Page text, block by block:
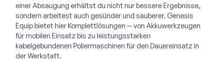
einer Absaugung erhältst du nicht nur bessere Ergebnisse,
sondern arbeitest auch gesünder und sauberer. Genesis
Equip bietet hier Komplettlösungen — von Akkuwerkzeugen
für mobilen Einsatz bis zu leistungsstarken
kabelgebundenen Poliermaschinen für den Dauereinsatz in
der Werkstatt.